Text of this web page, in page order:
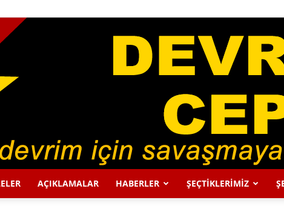
AÇIKLAMALAR HABERLER ŞEÇTİKLERİMİZ